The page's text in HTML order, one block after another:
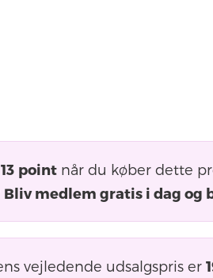
13 point når du køber dette
Bliv medlem gratis i dag og
vejledende udsalgspris er